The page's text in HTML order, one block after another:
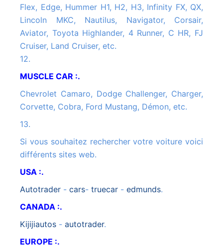
Flex, Edge, Hummer H1, H2, H3, Infinity FX, QX,
Lincoln MKC, Nautilus, Navigator, Corsair,
Aviator, Toyota Highlander, 4 Runner, C HR, FJ
Cruiser, Land Cruiser, etc.
12.
MUSCLE CAR :.
Chevrolet Camaro, Dodge Challenger, Charger,
Corvette, Cobra, Ford Mustang, Démon, etc.
13.
Si vous souhaitez rechercher votre voiture voici
différents sites web.
USA :.
autotrader - cars- truecar - edmunds.
CANADA :.
kijijiautos - autotrader.
EUROPE :.